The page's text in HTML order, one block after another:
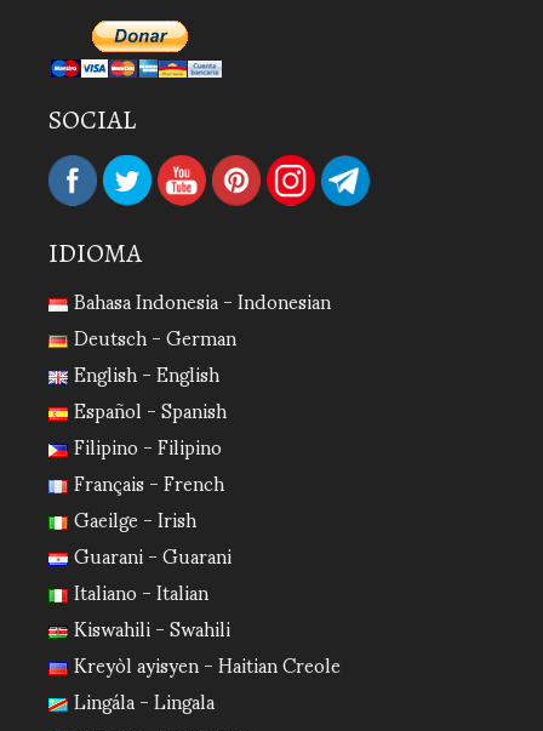
SOCIAL
IDIOMA
Bahasa Indonesia - Indonesian
Deutsch - German
English - English
Español - Spanish
Filipino - Filipino
Français - French
Gaeilge - Irish
Guarani - Guarani
Italiano - Italian
Kiswahili - Swahili
Kreyòl ayisyen - Haitian Creole
Lingála - Lingala